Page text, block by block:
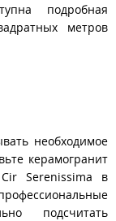
подробная
метров
необходимое
керамогранит
Serenissima в
подсчитать